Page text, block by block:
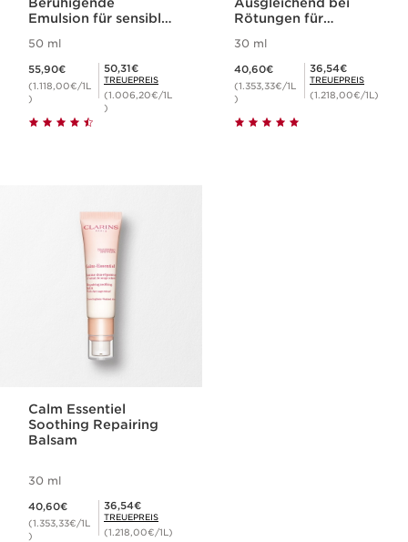
Emulsion für sensible
50 ml
55,90€
(1.118,00€/1L
)
Mitgliederpreis 50,31€
50,31€
TREUEPREIS
(1.006,20€/1L
)
Rötungen für
30 ml
40,60€
(1.353,33€/1L
)
Mitgliederpreis 36,54€
36,54€
TREUEPREIS
(1.218,00€/1L)
Calm Essentiel
Soothing Repairing
Balsam
30 ml
40,60€
(1.353,33€/1L
)
Mitgliederpreis 36,54€
36,54€
TREUEPREIS
(1.218,00€/1L)